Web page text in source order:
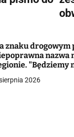
znaku drogowym
nazwa
"Będziemy
2026